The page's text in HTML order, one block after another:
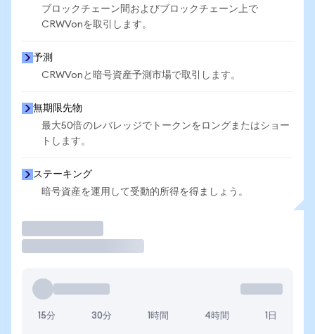
ブロックチェーン間およびブロックチェーン上で
CRWVonを取引します。
予測
CRWVonと暗号資産予測市場で取引します。
無期限先物
最大50倍のレバレッジでトークンをロングまたはショー
トします。
ステーキング
暗号資産を運用して受動的所得を得ましょう。
15分 30分 1時間 4時間 1日